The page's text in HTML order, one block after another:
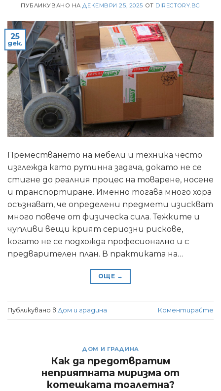
ПУБЛИКУВАНО НАДЕКЕМВРИ 25, 2025 ОТ DIRECTORY.BG
25
дек.
Преместването на мебели и техника често
изглежда като рутинна задача, докато не се
стигне до реалния процес на товарене, носене
и транспортиране. Именно тогава много хора
осъзнават, че определени предмети изискват
много повече от физическа сила. Тежките и
чупливи вещи крият сериозни рискове,
когато не се подхожда професионално и с
предварителен план. В практиката на…
ОЩЕ →
Публикувано в Дом и градина Коментирайте
ДОМ И ГРАДИНА
Как да предотвратим
неприятната миризма от
котешката тоалетна?